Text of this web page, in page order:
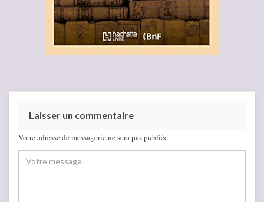
Laisser un commentaire
Votre adresse de messagerie ne sera pas publiée.